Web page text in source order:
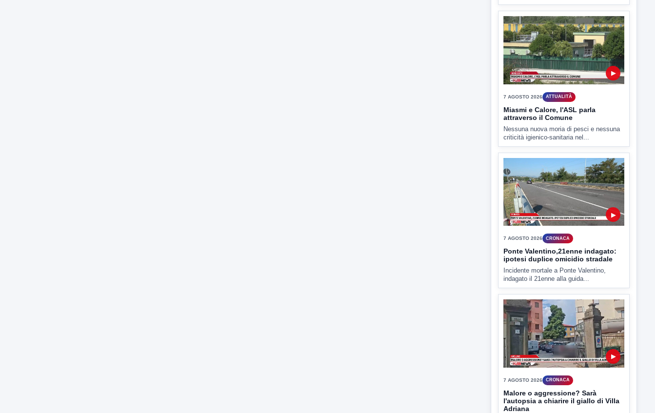
▶
7 AGOSTO 2026 SPORT BENEVENTO
Benevento Calcio: Le scelte di
Floro Flores per il debutto di Coppa
Italia
Il Benevento è pronto al debutto di Coppa
Italia. Scelte...
▶
Miasmi e Calore, l'ASL parla
attraverso il Comune
Nessuna nuova moria di pesci e nessuna
criticità igienico-sanitaria nel...
▶
Ponte Valentino,21enne indagato:
ipotesi duplice omicidio stradale
Incidente mortale a Ponte Valentino,